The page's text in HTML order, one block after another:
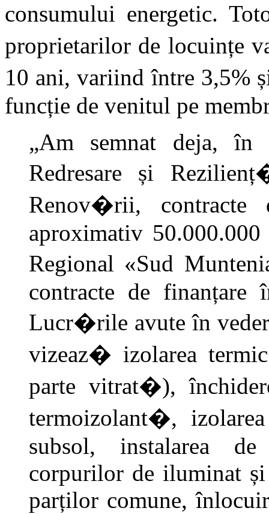
consumului energetic.
proprietarilor de locuințe
10 ani, variind între 3,5%
funcție de venitul pe
„Am semnat deja, în
Redresare și
Renov�rii,
aproximativ
Regional «Sud
contracte de finanțare
Lucr�rile avute în
vizeaz� izolarea
parte vitrat�),
termoizolant�,
subsol, instalarea
corpurilor de iluminat
parților comune,